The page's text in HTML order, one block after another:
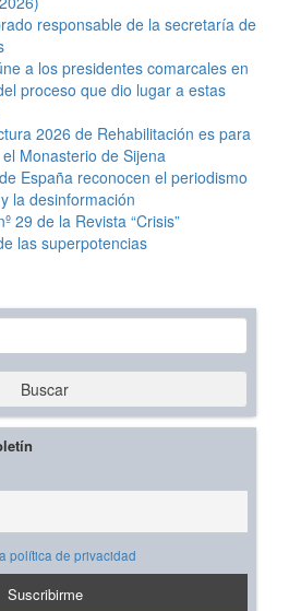
responsable de la secretaría de
a los presidentes comarcales en
proceso que dio lugar a estas
2026 de Rehabilitación es para
Monasterio de Sijena
España reconocen el periodismo
la desinformación
29 de la Revista “Crisis”
las superpotencias
Buscar
política de privacidad